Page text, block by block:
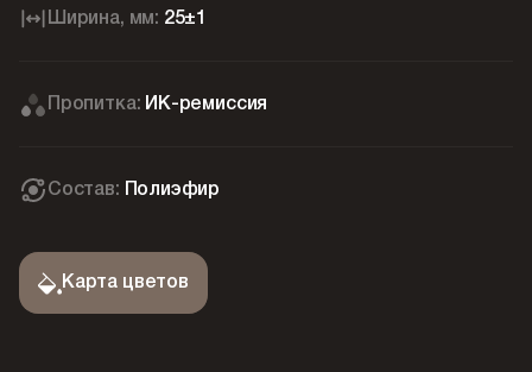
Ширина, мм: 25±1
Пропитка: ИК-ремиссия
Состав: Полиэфир
Карта цветов